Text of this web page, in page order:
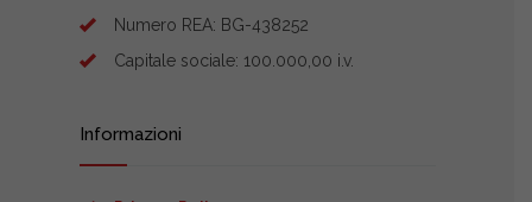
Numero REA: BG-438252
Capitale sociale: 100.000,00 i.v.
Informazioni